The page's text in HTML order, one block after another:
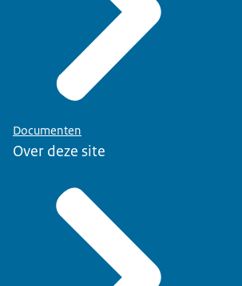
Documenten
Over deze site